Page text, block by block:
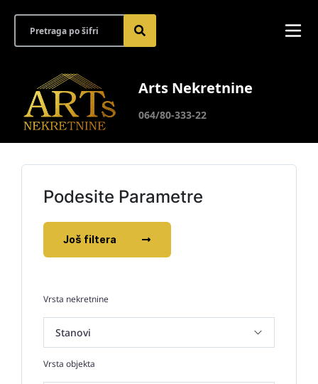
Arts Nekretnine
064/80-333-22
Podesite Parametre
Još filtera
Vrsta nekretnine
Vrsta objekta